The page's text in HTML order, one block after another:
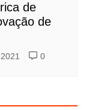
de
de
0